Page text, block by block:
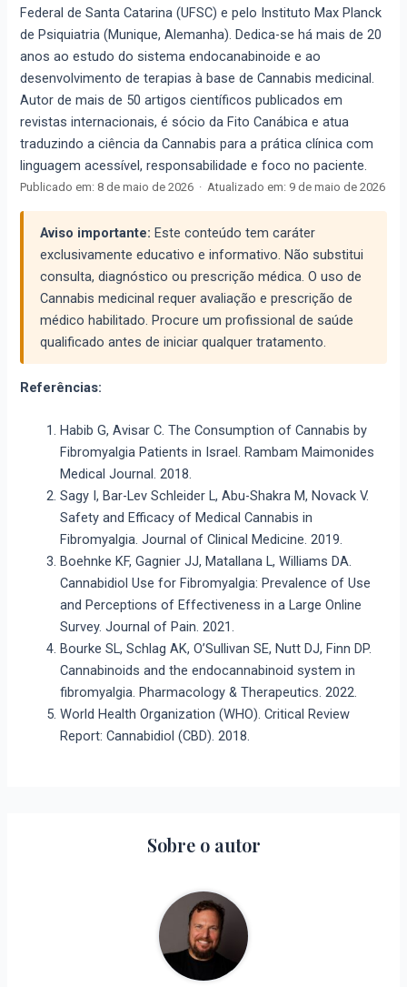
Federal de Santa Catarina (UFSC) e pelo Instituto Max Planck
de Psiquiatria (Munique, Alemanha). Dedica-se há mais de 20
anos ao estudo do sistema endocanabinoide e ao
desenvolvimento de terapias à base de Cannabis medicinal.
Autor de mais de 50 artigos científicos publicados em
revistas internacionais, é sócio da Fito Canábica e atua
traduzindo a ciência da Cannabis para a prática clínica com
linguagem acessível, responsabilidade e foco no paciente.
Publicado em: 8 de maio de 2026 · Atualizado em: 9 de maio de 2026
Aviso importante: Este conteúdo tem caráter
exclusivamente educativo e informativo. Não substitui
consulta, diagnóstico ou prescrição médica. O uso de
Cannabis medicinal requer avaliação e prescrição de
médico habilitado. Procure um profissional de saúde
qualificado antes de iniciar qualquer tratamento.
Referências:
Habib G, Avisar C. The Consumption of Cannabis by
Fibromyalgia Patients in Israel. Rambam Maimonides
Medical Journal. 2018.
Sagy I, Bar-Lev Schleider L, Abu-Shakra M, Novack V.
Safety and Efficacy of Medical Cannabis in
Fibromyalgia. Journal of Clinical Medicine. 2019.
Boehnke KF, Gagnier JJ, Matallana L, Williams DA.
Cannabidiol Use for Fibromyalgia: Prevalence of Use
and Perceptions of Effectiveness in a Large Online
Survey. Journal of Pain. 2021.
Bourke SL, Schlag AK, O’Sullivan SE, Nutt DJ, Finn DP.
Cannabinoids and the endocannabinoid system in
fibromyalgia. Pharmacology & Therapeutics. 2022.
World Health Organization (WHO). Critical Review
Report: Cannabidiol (CBD). 2018.
Sobre o autor